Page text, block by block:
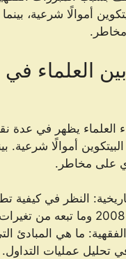
أموالًا شرعية،
مخاطر.
العلماء في
العلماء يظهر في عدة
أموالًا شرعية.
على مخاطر.
النظر في كيفية
ما هي المبادئ
في تحليل عمليات التداول.